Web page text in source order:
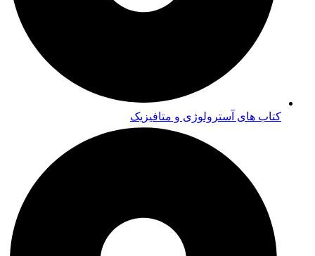
کتاب های آسترولوژی و متافیزیک